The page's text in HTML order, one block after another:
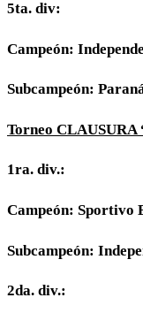
5ta. div:
Campeón:
Subcampeón:
Torneo CLAUSURA
1ra. div.:
Campeón: Sportivo
Subcampeón:
2da. div.: